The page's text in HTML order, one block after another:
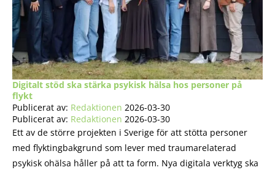
Digitalt stöd ska stärka psykisk hälsa hos personer på
flykt
Publicerat av: Redaktionen 2026-03-30
Publicerat av: Redaktionen 2026-03-30
Ett av de större projekten i Sverige för att stötta personer
med flyktingbakgrund som lever med traumarelaterad
psykisk ohälsa håller på att ta form. Nya digitala verktyg ska